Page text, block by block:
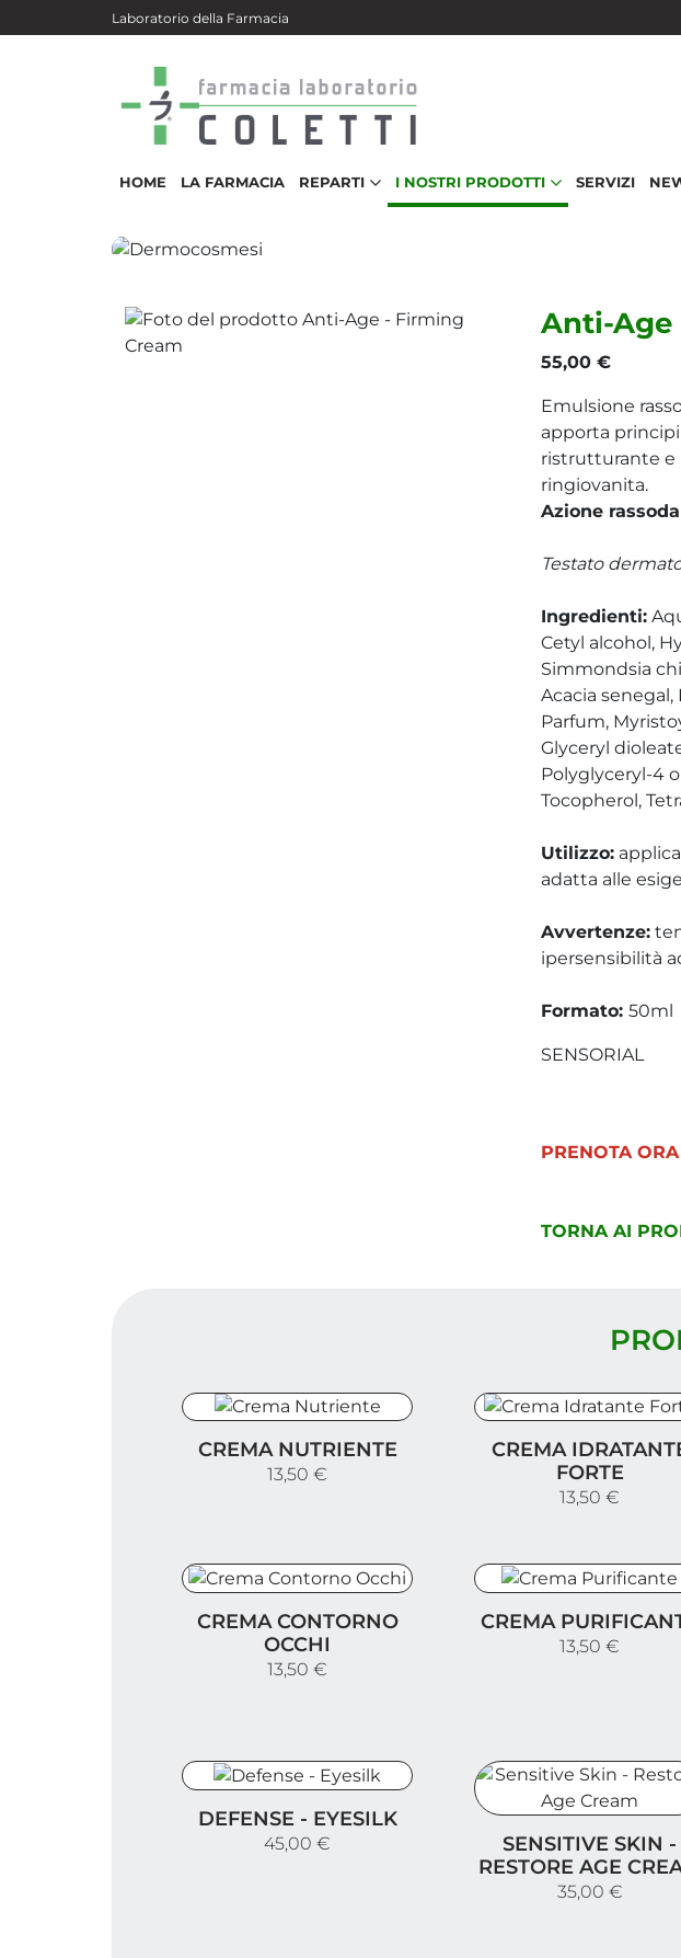
Salta al contenuto principale
Laboratorio della Farmacia
HOME LA FARMACIA REPARTI I NOSTRI PRODOTTI SERVIZI
Anti-Age
55,00 €
Emulsione
apporta
ristrutturante e
ringiovanita.
Azione
Testato
Ingredienti:
Cetyl alcohol,
Simmondsia
Acacia
Parfum,
Glyceryl
Polyglyceryl-4
Tocopherol,
Utilizzo:
adatta alle
Avvertenze:
ipersensibilità
Formato: 50ml
SENSORIAL
PRENOTA
TORNA AI
CREMA NUTRIENTE
13,50 €
CREMA
FORTE
13,50 €
CREMA CONTORNO
OCCHI
13,50 €
CREMA
13,50 €
DEFENSE - EYESILK
45,00 €
SENSITIVE SKIN -
RESTORE AGE
35,00 €